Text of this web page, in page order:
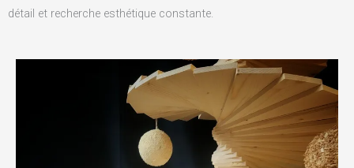
détail et recherche esthétique constante.